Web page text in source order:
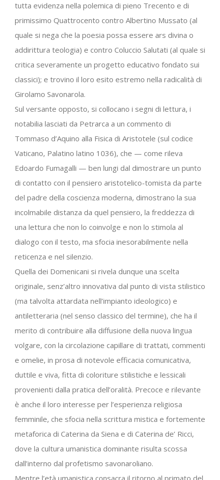
tutta evidenza nella polemica di pieno Trecento e di
primissimo Quattrocento contro Albertino Mussato (al
quale si nega che la poesia possa essere ars divina o
addirittura teologia) e contro Coluccio Salutati (al quale si
critica severamente un progetto educativo fondato sui
classici); e trovino il loro esito estremo nella radicalità di
Girolamo Savonarola.
Sul versante opposto, si collocano i segni di lettura, i
notabilia lasciati da Petrarca a un commento di
Tommaso d’Aquino alla Fisica di Aristotele (sul codice
Vaticano, Palatino latino 1036), che — come rileva
Edoardo Fumagalli — ben lungi dal dimostrare un punto
di contatto con il pensiero aristotelico-tomista da parte
del padre della coscienza moderna, dimostrano la sua
incolmabile distanza da quel pensiero, la freddezza di
una lettura che non lo coinvolge e non lo stimola al
dialogo con il testo, ma sfocia inesorabilmente nella
reticenza e nel silenzio.
Quella dei Domenicani si rivela dunque una scelta
originale, senz’altro innovativa dal punto di vista stilistico
(ma talvolta attardata nell’impianto ideologico) e
antiletteraria (nel senso classico del termine), che ha il
merito di contribuire alla diffusione della nuova lingua
volgare, con la circolazione capillare di trattati, commenti
e omelie, in prosa di notevole efficacia comunicativa,
duttile e viva, fitta di coloriture stilistiche e lessicali
provenienti dalla pratica dell’oralità. Precoce e rilevante
è anche il loro interesse per l’esperienza religiosa
femminile, che sfocia nella scrittura mistica e fortemente
metaforica di Caterina da Siena e di Caterina de’ Ricci,
dove la cultura umanistica dominante risulta scossa
dall’interno dal profetismo savonaroliano.
Mentre l’età umanistica consacra il ritorno al primato del